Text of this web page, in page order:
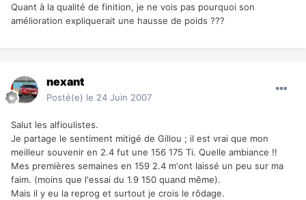
Quant à la qualité de finition, je ne vois pas pourquoi son
amélioration expliquerait une hausse de poids ???
nexant
Posté(e) le 24 Juin 2007
Salut les alfioulistes.
Je partage le sentiment mitigé de Gillou ; il est vrai que mon
meilleur souvenir en 2.4 fut une 156 175 Ti. Quelle ambiance !!
Mes premières semaines en 159 2.4 m'ont laissé un peu sur ma
faim. (moins que l'essai du 1.9 150 quand même).
Mais il y eu la reprog et surtout je crois le rôdage.